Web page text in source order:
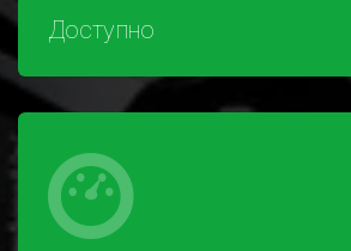
Доступно